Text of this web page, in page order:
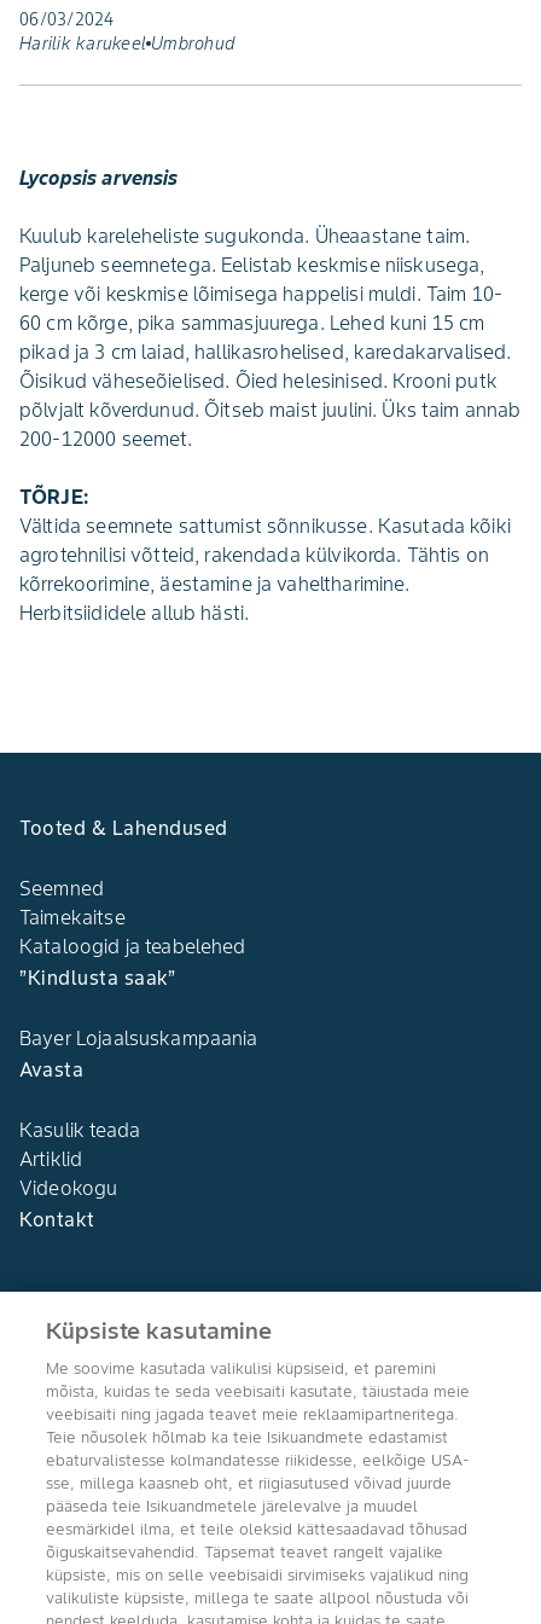
06/03/2024
Harilik karukeel Umbrohud
Lycopsis arvensis
Kuulub kareleheliste sugukonda. Üheaas­tane taim.
Paljuneb seemnetega. Eelistab keskmise niiskusega,
kerge või keskmise lõimisega happelisi muldi. Taim 10-
60 cm kõrge, pika sammasjuu­rega. Lehed kuni 15 cm
pikad ja 3 cm laiad, hallikasrohelised, karedakarvalised.
Õisikud väheseõielised. Õied helesinised. Krooni putk
põlvjalt kõverdunud. Õitseb maist juulini. Üks taim annab
200-12000 seemet.
TÕRJE:
Vältida seemnete sattumist sõnnikusse. Kasutada kõiki
agrotehnilisi võtteid, raken­dada külvikorda. Tähtis on
kõrrekoorimine, äestamine ja vaheltharimine.
Herbitsiididele allub hästi.
Tooted & Lahendused
Seemned
Taimekaitse
Kataloogid ja teabelehed
”Kindlusta saak”
Bayer Lojaalsuskampaania
Avasta
Kasulik teada
Artiklid
Videokogu
Kontakt
Agro Bayer
Eesti
Jälgi meid
Küpsiste kasutamine
Me soovime kasutada valikulisi küpsiseid, et paremini
mõista, kuidas te seda veebisaiti kasutate, täiustada meie
veebisaiti ning jagada teavet meie reklaamipartneritega.
Teie nõusolek hõlmab ka teie Isikuandmete edastamist
ebaturvalistesse kolmandatesse riikidesse, eelkõige USA-
sse, millega kaasneb oht, et riigiasutused võivad juurde
pääseda teie Isikuandmetele järelevalve ja muudel
eesmärkidel ilma, et teile oleksid kättesaadavad tõhusad
õiguskaitsevahendid. Täpsemat teavet rangelt vajalike
küpsiste, mis on selle veebisaidi sirvimiseks vajalikud ning
valikuliste küpsiste, millega te saate allpool nõustuda või